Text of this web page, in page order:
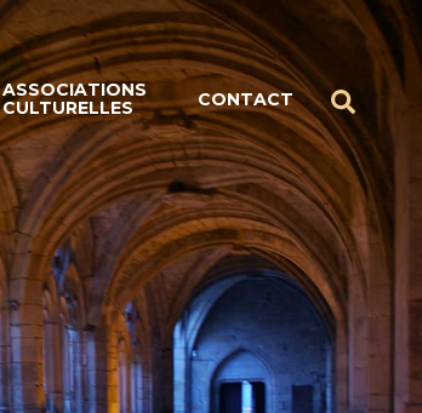
ASSOCIATIONS
CULTURELLES
CONTACT